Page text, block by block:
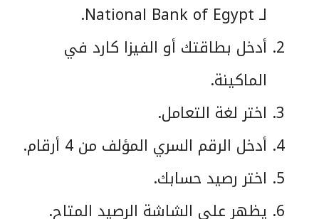
لـ National Bank of Egypt.
أدخل بطاقتك أو الفيزا كارد في
الماكينة.
اختر لغة التعامل.
أدخل الرقم السري المؤلف من 4 أرقام.
اختر رصيد حسابك.
يظهر على الشاشة الرصيد المتاح.